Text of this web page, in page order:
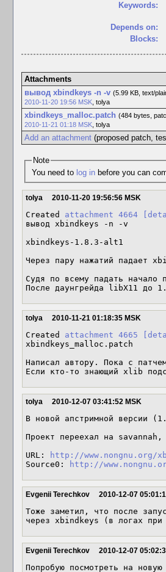
Keywords:
Depends on:
Blocks:
Attachments
вывод xbindkeys -n -v (5.99 KB, text/
2010-11-20 19:56 MSK, tolya
xbindkeys_malloc.patch (484 bytes,
2010-11-21 01:18 MSK, tolya
Add an attachment(proposed patch,
Note
You need to log in before you can
tolya 2010-11-20 19:56:56 MSK
Created attachment 4664
вывод xbindkeys -n -v
xbindkeys-1.8.3-alt1
Через пару нажатий падает
Судя по всему падать
После даунгрейда libX11 до
tolya 2010-11-21 01:18:35 MSK
Created attachment 4665
xbindkeys_malloc.patch
Написал автору. Пока с
Если кто-то знающий xlib
tolya 2010-12-07 03:41:52 MSK
В новой апстримной версии
Проект переехал на
URL:
http://www.nongnu.org/
Source0:
http://
Evgenii Terechkov 2010-12-07
Тоже заметил, что после
через xbindkeys (в логах при
Evgenii Terechkov 2010-12-07
Попробую посмотреть на